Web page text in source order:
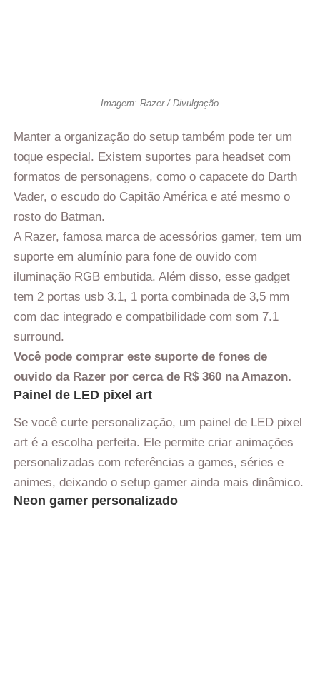
Imagem: Razer / Divulgação
Manter a organização do setup também pode ter um
toque especial. Existem suportes para headset com
formatos de personagens, como o capacete do Darth
Vader, o escudo do Capitão América e até mesmo o
rosto do Batman.
A Razer, famosa marca de acessórios gamer, tem um
suporte em alumínio para fone de ouvido com
iluminação RGB embutida. Além disso, esse gadget
tem 2 portas usb 3.1, 1 porta combinada de 3,5 mm
com dac integrado e compatbilidade com som 7.1
surround.
Você pode comprar este suporte de fones de
ouvido da Razer por cerca de R$ 360 na Amazon.
Painel de LED pixel art
Se você curte personalização, um painel de LED pixel
art é a escolha perfeita. Ele permite criar animações
personalizadas com referências a games, séries e
animes, deixando o setup gamer ainda mais dinâmico.
Neon gamer personalizado